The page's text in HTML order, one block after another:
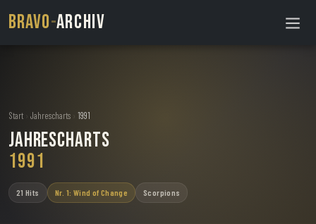
BRAVO-ARCHIV
Start Jahrescharts 1991
Jahrescharts
1991
21 Hits Nr. 1: Wind of Change Scorpions